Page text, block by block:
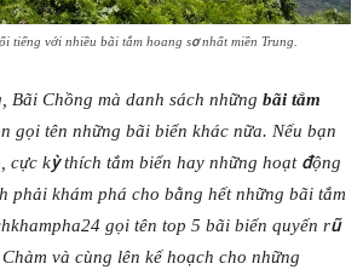
tiếng với nhiều bãi tắm hoang sơ nhất miền Trung.
Bãi Chồng mà danh sách những bãi tắm
gọi tên những bãi biển khác nữa. Nếu bạn
cực kỳ thích tắm biển hay những hoạt động
phải khám phá cho bằng hết những bãi tắm
gọi tên top 5 bãi biển quyến rũ
và cùng lên kế hoạch cho những